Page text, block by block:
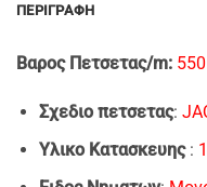
ΠΕΡΙΓΡΑΦΉ
Bαρος Πετσετας/m:
Σχεδιο πετσετας:
Υλικο Κατασκευης: